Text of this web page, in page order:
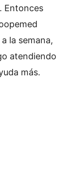
Entonces
la semana,
atendiendo
más.